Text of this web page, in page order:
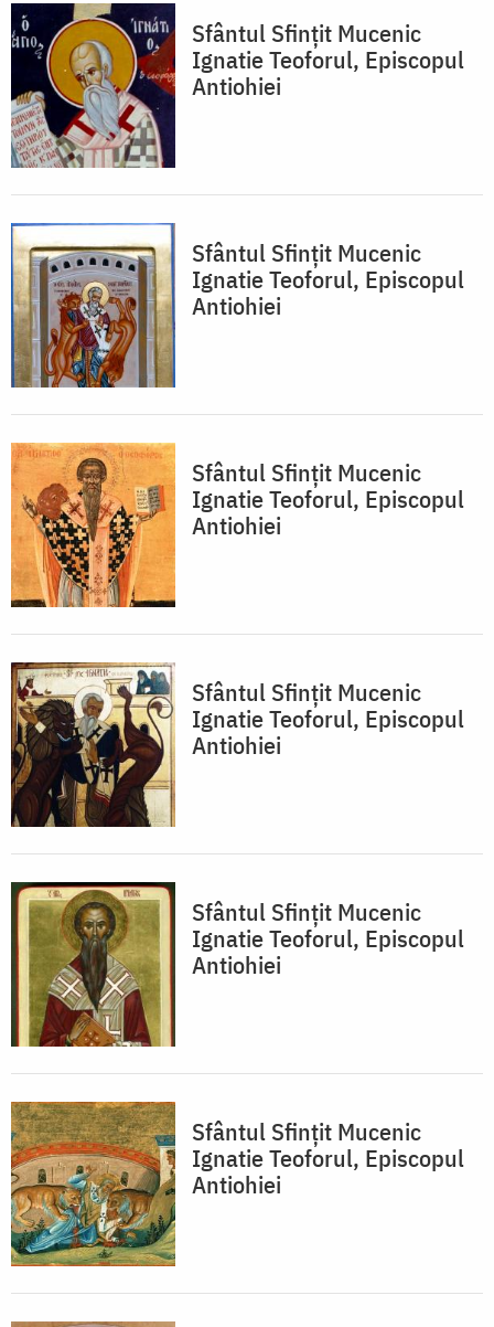
Sfântul Sfințit Mucenic
Ignatie Teoforul, Episcopul
Antiohiei
Sfântul Sfințit Mucenic
Ignatie Teoforul, Episcopul
Antiohiei
Sfântul Sfințit Mucenic
Ignatie Teoforul, Episcopul
Antiohiei
Sfântul Sfințit Mucenic
Ignatie Teoforul, Episcopul
Antiohiei
Sfântul Sfințit Mucenic
Ignatie Teoforul, Episcopul
Antiohiei
Sfântul Sfințit Mucenic
Ignatie Teoforul, Episcopul
Antiohiei